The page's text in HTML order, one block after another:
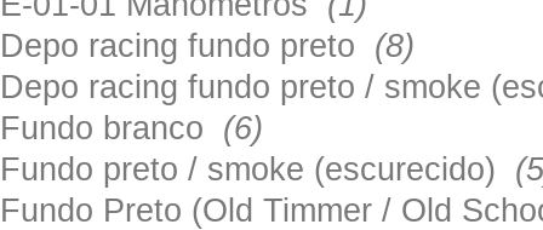
Depo racing fundo preto (8)
Depo racing fundo preto / smoke
Fundo branco (6)
Fundo preto / smoke (escurecido)
Fundo Preto (Old Timmer / Old